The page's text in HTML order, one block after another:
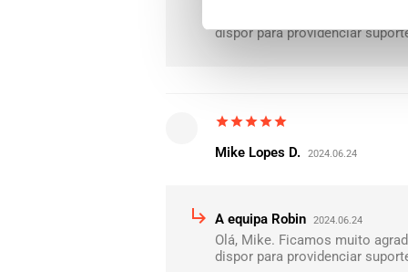
dispor para providenciar
starstarstarstarstar
Mike Lopes D. 2024.06.24
subdirectory_arrow_right A equipa Robin 2024.06.24
Olá, Mike. Ficamos muito
dispor para providenciar